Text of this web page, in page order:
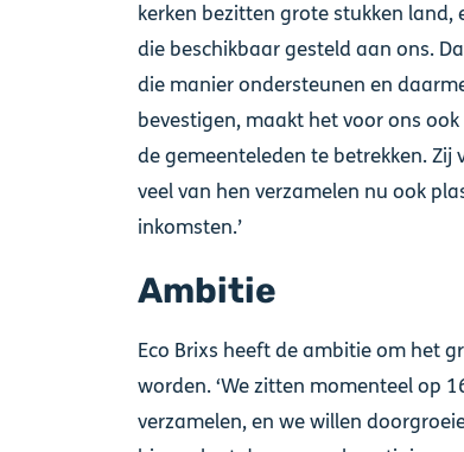
kerken bezitten grote stukken land,
die beschikbaar gesteld aan ons.
die manier ondersteunen en
bevestigen, maakt het voor ons
de gemeenteleden te betrekken.
veel van hen verzamelen nu ook
inkomsten.’
Ambitie
Eco Brixs heeft de ambitie om het
worden. ‘We zitten momenteel op
verzamelen, en we willen